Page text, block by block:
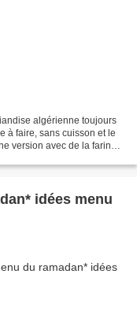
algérienne toujours
à faire, sans cuisson et le
version avec de la farine
idées menu